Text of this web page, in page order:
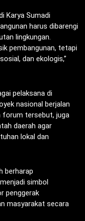
Karya Sumadi
harus dibarengi
lingkungan.
pembangunan, tetapi
dan ekologis,”
pelaksana di
nasional berjalan
forum tersebut, juga
daerah agar
lokal dan
berharap
simbol
penggerak
masyarakat secara